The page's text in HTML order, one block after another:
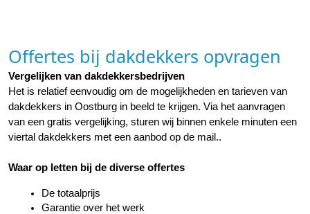
Offertes bij dakdekkers opvragen
Vergelijken van dakdekkersbedrijven
Het is relatief eenvoudig om de mogelijkheden en tarieven van
dakdekkers in Oostburg in beeld te krijgen. Via het aanvragen
van een gratis vergelijking, sturen wij binnen enkele minuten een
viertal dakdekkers met een aanbod op de mail..
Waar op letten bij de diverse offertes
De totaalprijs
Garantie over het werk